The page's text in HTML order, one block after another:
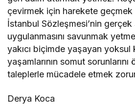
çevirmek için harekete geçmek
İstanbul Sözleşmesi’nin gerçek
uygulanmasını savunmak
yakıcı biçimde yaşayan yoksul
yaşamlarının somut sorunlarını
taleplerle mücadele etmek
Derya Koca